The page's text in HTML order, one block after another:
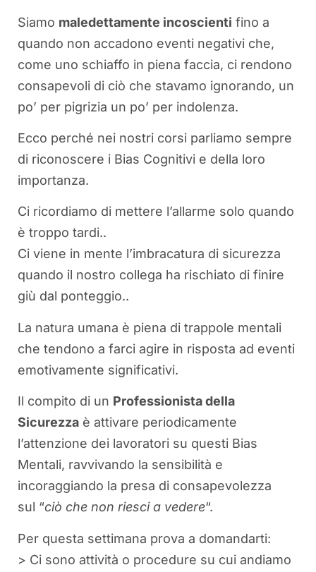
Siamo maledettamente incoscienti fino a
quando non accadono eventi negativi che,
come uno schiaffo in piena faccia, ci rendono
consapevoli di ciò che stavamo ignorando, un
po’ per pigrizia un po’ per indolenza.
Ecco perché nei nostri corsi parliamo sempre
di riconoscere i Bias Cognitivi e della loro
importanza.
Ci ricordiamo di mettere l’allarme solo quando
è troppo tardi..
Ci viene in mente l’imbracatura di sicurezza
quando il nostro collega ha rischiato di finire
giù dal ponteggio..
La natura umana è piena di trappole mentali
che tendono a farci agire in risposta ad eventi
emotivamente significativi.
Il compito di un Professionista della
Sicurezza è attivare periodicamente
l’attenzione dei lavoratori su questi Bias
Mentali, ravvivando la sensibilità e
incoraggiando la presa di consapevolezza
sul “ciò che non riesci a vedere“.
Per questa settimana prova a domandarti:
> Ci sono attività o procedure su cui andiamo